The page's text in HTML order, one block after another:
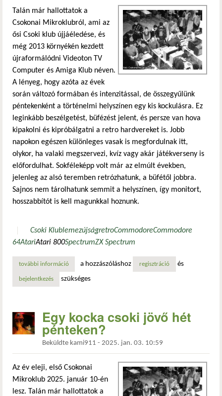
Talán már hallottatok a
Csokonai Mikroklubról, ami az
ősi Csoki klub újjáéledése, és
még 2013 környékén kezdett
újraformálódni Videoton TV
Computer és Amiga Klub néven.
A lényeg, hogy azóta az évek
során változó formában és intenzitással, de összegyűlünk
péntekenként a történelmi helyszínen egy kis kockulásra. Ez
leginkább beszélgetést, büfézést jelent, és persze van hova
kipakolni és kipróbálgatni a retro hardvereket is. Jobb
napokon egészen különleges vasak is megfordulnak itt,
olykor, ha valaki megszervezi, kvíz vagy akár játékverseny is
előfordulhat. Sokféleképp volt már az elmúlt években,
jelenleg az alsó teremben retrózhatunk, a büfétől jobbra.
Sajnos nem tárolhatunk semmit a helyszínen, így monitort,
hosszabbítót is kell magunkkal hoznunk.
Csoki KlublemezújságretroCommodoreCommodore
64AtariAtari 800SpectrumZX Spectrum
további információma is lesz csokonai mikroklub tartalommal kapcsolatosan
a hozzászóláshoz regisztráció és
bejelentkezés szükséges
Egy kocka csoki jövő hét
pénteken?
Beküldte kami911 - 2025. jan. 03. 10:59
Az év eleji, első Csokonai
Mikroklub 2025. január 10-én
lesz. Talán már hallottatok a